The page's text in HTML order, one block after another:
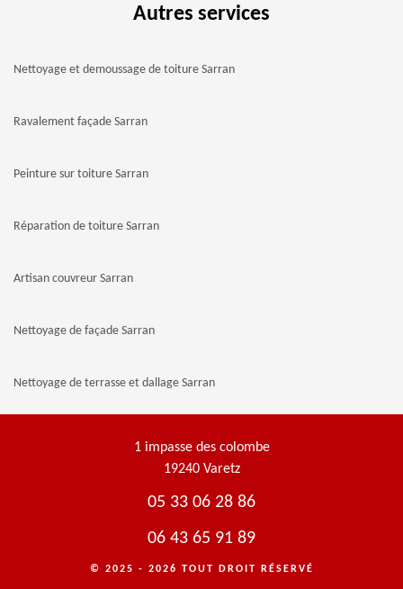
Autres services
Nettoyage et demoussage de toiture Sarran
Ravalement façade Sarran
Peinture sur toiture Sarran
Réparation de toiture Sarran
Artisan couvreur Sarran
Nettoyage de façade Sarran
Nettoyage de terrasse et dallage Sarran
1 impasse des colombe
19240 Varetz
05 33 06 28 86
06 43 65 91 89
© 2025 - 2026 TOUT DROIT RÉSERVÉ